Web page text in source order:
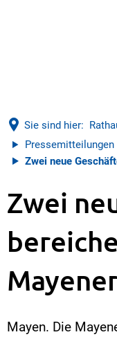
Sie sind hier:
Pressemitteilungen
Zwei neue
Zwei
Mayen. Die